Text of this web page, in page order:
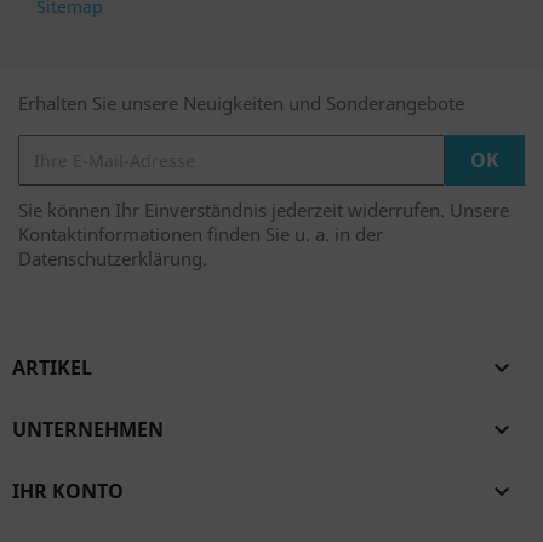
Sitemap
Erhalten Sie unsere Neuigkeiten und Sonderangebote
Sie können Ihr Einverständnis jederzeit widerrufen. Unsere
Kontaktinformationen finden Sie u. a. in der
Datenschutzerklärung.
ARTIKEL 
UNTERNEHMEN 
IHR KONTO 